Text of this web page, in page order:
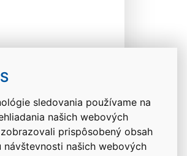
sledovania používame na
našich webových
prispôsobený obsah
návštevnosti našich webových
Návrat hore